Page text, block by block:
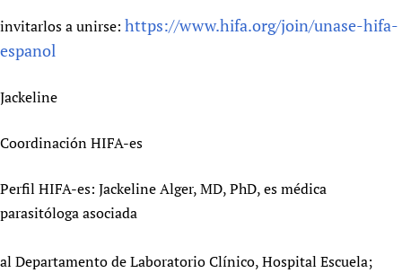
invitarlos a unirse: https://www.hifa.org/join/unase-hifa-
espanol
Jackeline
Coordinación HIFA-es
Perfil HIFA-es: Jackeline Alger, MD, PhD, es médica
parasitóloga asociada
al Departamento de Laboratorio Clínico, Hospital Escuela;